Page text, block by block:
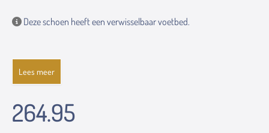
Deze schoen heeft een verwisselbaar voetbed.
Lees meer
264.95